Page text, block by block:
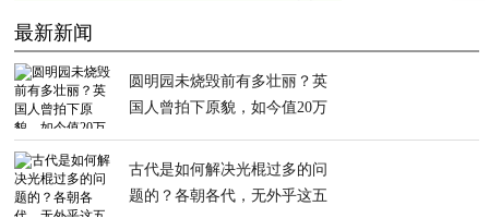
最新新闻
圆明园未烧毁前有多壮丽？英
国人曾拍下原貌，如今值20万
古代是如何解决光棍过多的问
题的？各朝各代，无外乎这五